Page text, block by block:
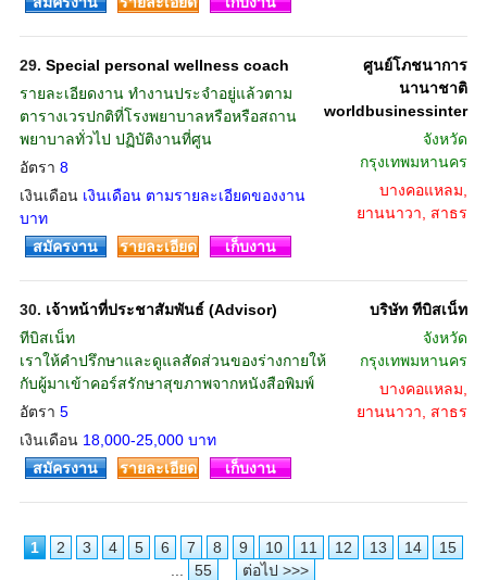
29. Special personal wellness coach
รายละเอียดงาน ทำงานประจำอยู่แล้วตาม
ตารางเวรปกติที่โรงพยาบาลหรือหรือสถาน
พยาบาลทั่วไป ปฏิบัติงานที่ศูน
อัตรา 8
เงินเดือน เงินเดือน ตามรายละเอียดของงาน
บาท
ศูนย์โภชนาการ
นานาชาติ
worldbusinessinter
จังหวัด
กรุงเทพมหานคร
บางคอแหลม,
ยานนาวา, สาธร
สมัครงาน
รายละเอียด เก็บงาน
30. เจ้าหน้าที่ประชาสัมพันธ์ (Advisor)
ทีบิสเน็ท
เราให้คำปรึกษาและดูแลสัดส่วนของร่างกายให้
กับผู้มาเข้าคอร์สรักษาสุขภาพจากหนังสือพิมพ์
อัตรา 5
เงินเดือน 18,000-25,000 บาท
บริษัท ทีบิสเน็ท
จังหวัด
กรุงเทพมหานคร
บางคอแหลม,
ยานนาวา, สาธร
สมัครงาน รายละเอียด เก็บงาน
1 2 3 4 5 6 7 8 9 10 11 12 13 14
15
55 ต่อไป >>>